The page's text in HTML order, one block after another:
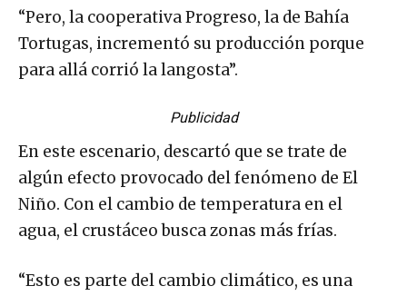
“Pero, la cooperativa Progreso, la de Bahía
Tortugas, incrementó su producción porque
para allá corrió la langosta”.
Publicidad
En este escenario, descartó que se trate de
algún efecto provocado del fenómeno de El
Niño. Con el cambio de temperatura en el
agua, el crustáceo busca zonas más frías.
“Esto es parte del cambio climático, es una